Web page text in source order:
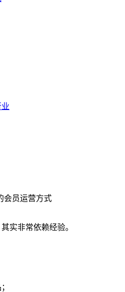
会员运营方式
实非常依赖经验。